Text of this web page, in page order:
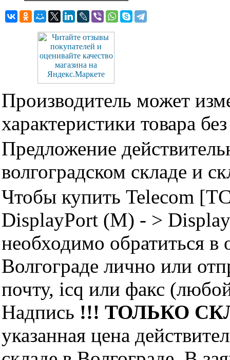
Производитель может
характеристики товара
Предложение
волгоградском складе и
Чтобы купить Telecom
DisplayPort (M) - >
необходимо
Волгограде лично или
почту, icq или факс
Надпись !!! ТОЛЬКО
указанная цена